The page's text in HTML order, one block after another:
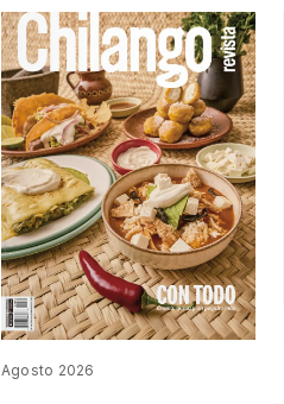
Agosto 2026